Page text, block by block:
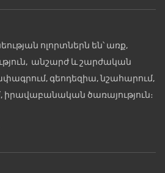
ոլորտներն են՝ առք,
անշարժ և շարժական
գեոդեզիա, նշահարում,
ծառայություն։